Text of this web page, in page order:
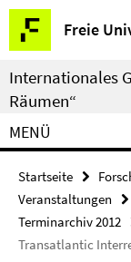
Springe
direkt
zu
Inhalt
Freie
Service-
Navigation
Internationales
Räumen“
MENÜ
Startseite
Veranstaltungen
Terminarchiv 2012
Transatlantic